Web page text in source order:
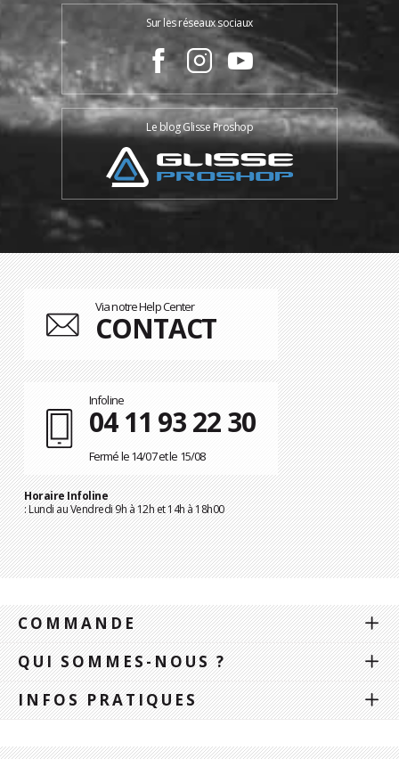
Sur les réseaux sociaux
Le blog Glisse Proshop
Via notre Help Center
CONTACT
Infoline
04 11 93 22 30
Fermé le 14/07 et le 15/08
Horaire Infoline
: Lundi au Vendredi 9h à 12h et 14h à 18h00
COMMANDE
QUI SOMMES-NOUS ?
INFOS PRATIQUES